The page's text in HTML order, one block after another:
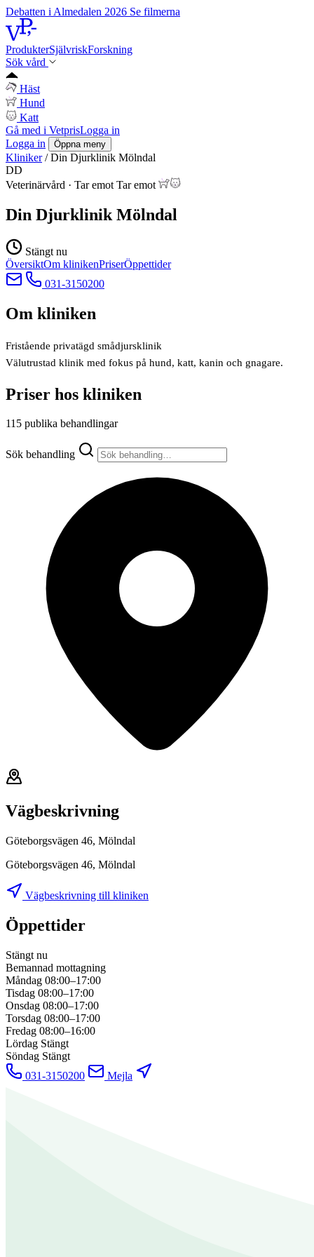
Debatten i Almedalen 2026 Se filmerna
ProdukterSjälvriskForskning
Sök vård
Häst
Hund
Katt
Gå med i VetprisLogga in
Logga in
Öppna meny
Kliniker / Din Djurklinik Mölndal
DD
Veterinärvård · Tar emot Tar emot
Din Djurklinik Mölndal
Stängt nu
ÖversiktOm klinikenPriserÖppettider
031-3150200
Om kliniken
Fristående privatägd smådjursklinik
Välutrustad klinik med fokus på hund, katt, kanin och gnagare.
Priser hos kliniken
115 publika behandlingar
Sök behandling
Vägbeskrivning
Göteborgsvägen 46, Mölndal
Göteborgsvägen 46, Mölndal
Vägbeskrivning till kliniken
Öppettider
Stängt nu
Bemannad mottagning
Måndag 08:00–17:00
Tisdag 08:00–17:00
Onsdag 08:00–17:00
Torsdag 08:00–17:00
Fredag 08:00–16:00
Lördag Stängt
Söndag Stängt
031-3150200
Mejla